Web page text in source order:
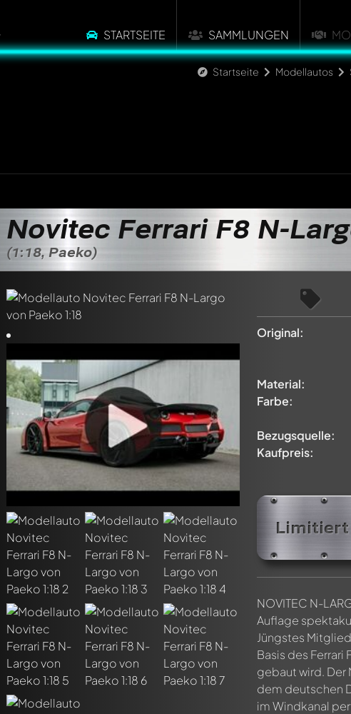
STARTSEITE SAMMLUNGEN
Startseite Modellautos
Novitec Ferrari F8 N-
(1:18, Paeko)
Original:
Material:
Farbe:
Bezugsquelle:
Kaufpreis:
Limitiert
NOVITEC N-
Auflage
Jüngstes
Basis des Ferrari
gebaut wird. Der
dem deutschen
im Windkanal